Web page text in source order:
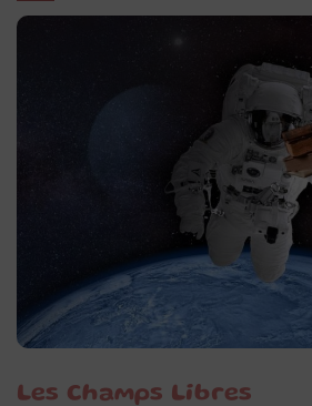
Les Champs Libres